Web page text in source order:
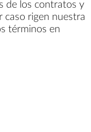
de los contratos y
caso rigen nuestra
términos en